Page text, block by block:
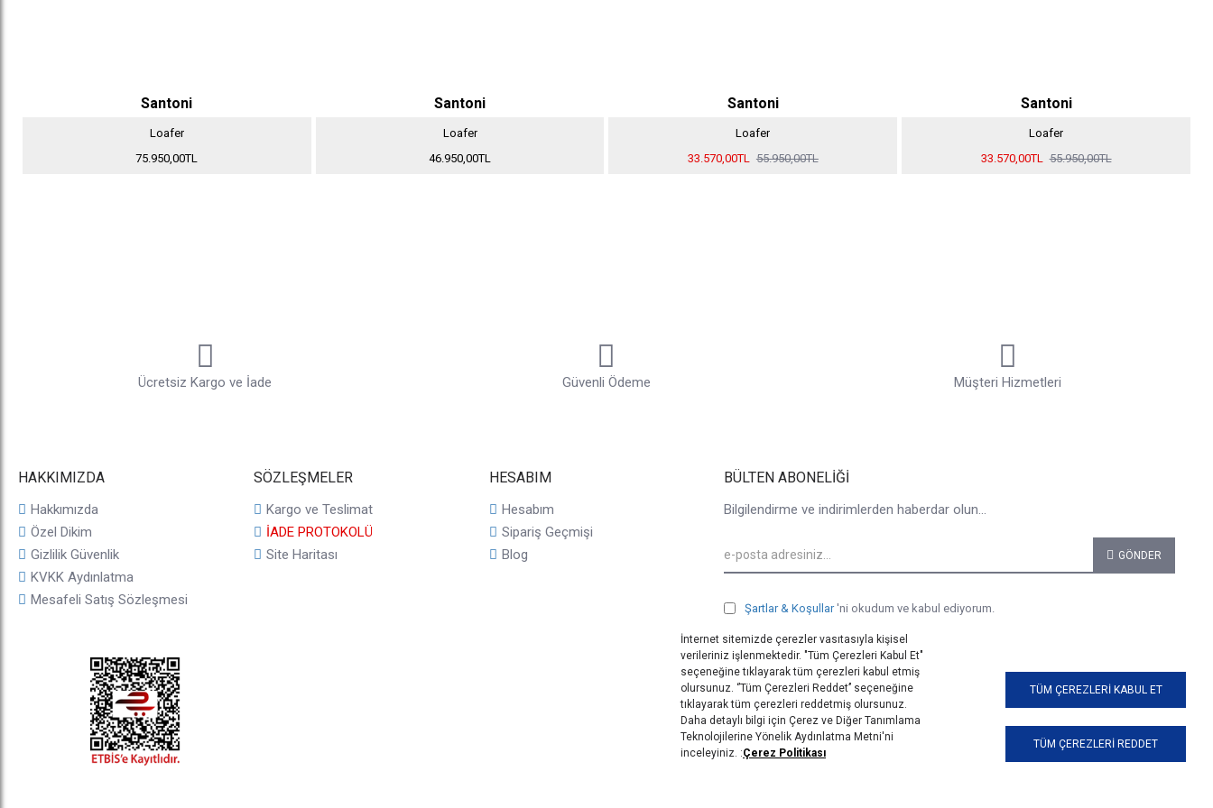
Santoni
Loafer
75.950,00TL
Santoni
Loafer
46.950,00TL
Santoni
Loafer
33.570,00TL
55.950,00TL
Santoni
Loafer
33.570,00TL
55.950,00TL
Ücretsiz Kargo ve İade Güvenli Ödeme Müşteri Hizmetleri
HAKKIMIZDA
Hakkımızda
Özel Dikim
Gizlilik Güvenlik
KVKK Aydınlatma
Mesafeli Satış Sözleşmesi
SÖZLEŞMELER
Kargo ve Teslimat
İADE PROTOKOLÜ
Site Haritası
HESABIM
Hesabım
Sipariş Geçmişi
Blog
BÜLTEN ABONELIĞI
Bilgilendirme ve indirimlerden haberdar olun...
GÖNDER
Şartlar & Koşullar 'ni okudum ve kabul ediyorum.
TÜM ÇEREZLERI KABUL ET
İnternet sitemizde çerezler vasıtasıyla kişisel
verileriniz işlenmektedir. "Tüm Çerezleri Kabul Et"
seçeneğine tıklayarak tüm çerezleri kabul etmiş
olursunuz. ‘’Tüm Çerezleri Reddet’’ seçeneğine
tıklayarak tüm çerezleri reddetmiş olursunuz.
Daha detaylı bilgi için Çerez ve Diğer Tanımlama
Teknolojilerine Yönelik Aydınlatma Metni'ni
inceleyiniz. :Çerez Politikası
TÜM ÇEREZLERI REDDET